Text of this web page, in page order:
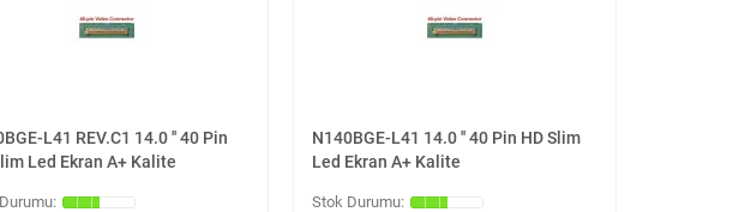
L41 REV.C1 14.0 '' 40 Pin
Led Ekran A+ Kalite
N140BGE-L41 14.0 '' 40 Pin HD Slim
Led Ekran A+ Kalite